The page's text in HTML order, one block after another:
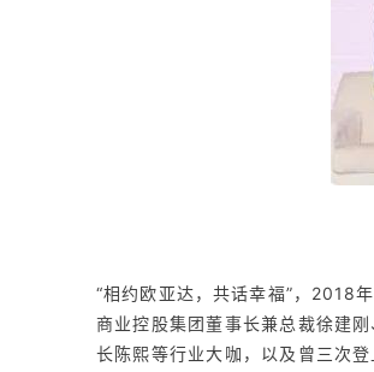
“相约欧亚达，共话幸福”，2018
商业控股集团董事长兼总裁徐建
长陈熙等行业大咖，以及曾三次